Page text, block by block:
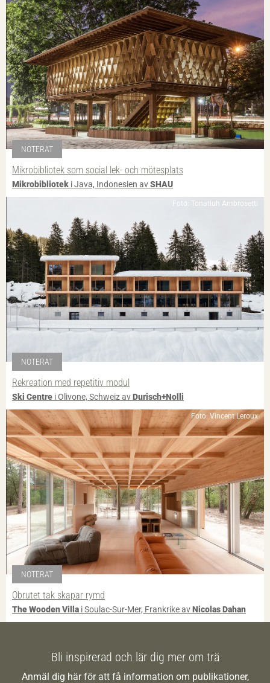
NOTERAT
Mikrobibliotek som social lek- och mötesplats
Mikrobibliotek i Java, Indonesien avSHAU
Foto: Tonatiuh Ambrosetti
NOTERAT
Rekreation med repetitiv modul
Ski Centre i Olivone, Schweiz avDurisch+Nolli
Foto: Vincent Leroux
NOTERAT
Obrutet tak skapar rymd
The Wooden Villa i Soulac-Sur-Mer, Frankrike avNicolas Dahan
Bli inspirerad och lär dig mer om trä
Anmäl dig här för att få information om publikationer,